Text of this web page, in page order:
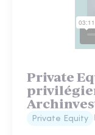
Private
privilégier
Private Equity